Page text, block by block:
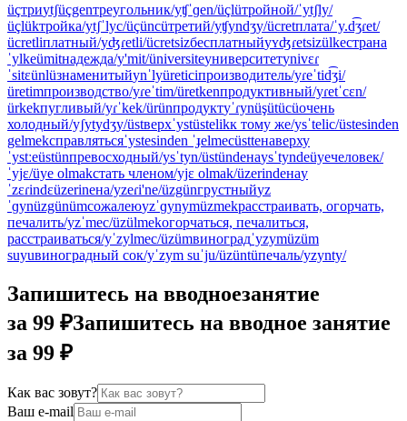
üçтриytʃüçgenтреугольник/yʧˈɡen/üçlüтройной/ˈytʃly/
üçlükтройка/ytʃˈlyc/üçüncüтретий/yʧyndʒy/ücretплата/ˈy.d͡ʒɾet/
ücretliплатный/yʤɾetli/ücretsizбесплатныйyʏʤɾetsizülkeстрана
ˈylkeümitнадежда/y'mit/üniversiteуниверситетynivɛɾ
ˈsitɛünlüзнаменитыйynˈlyüreticiпроизводитель/yɾeˈtid͡ʒi/
üretimпроизводство/yɾeˈtim/üretkenпродуктивный/yɾetˈcɛn/
ürkekпугливый/yɾˈkek/ürünпродуктyˈɾynüşütücüочень
холодный/yʃytydʒy/üstверхˈystüstelikк тому же/ysˈtelic/üstesinden
gelmekсправлятьсяˈystesinden ˈɟelmecüstteнаверху
ˈystːeüstünпревосходный/ysˈtyn/üstündeнаysˈtyndeüyeчеловек/
ˈyjɛ/üye olmakстать членом/yjɛ olmak/üzerindeнаy
ˈzɛɾindɛüzerineна/yzeɾi'ne/üzgünгрустныйyz
ˈɡynüzgünümсожалеюyzˈɡynymüzmekрасстраивать, огорчать,
печалить/yzˈmec/üzülmekогорчаться, печалиться,
расстраиваться/yˈzylmec/üzümвиноградˈyzymüzüm
suyuвиноградный сок/yˈzym suˈju/üzüntüпечаль/yzynty/
Запишитесь на вводноезанятие
за 99 ₽Запишитесь на вводное занятие
за 99 ₽
Как вас зовут?
Ваш e-mail